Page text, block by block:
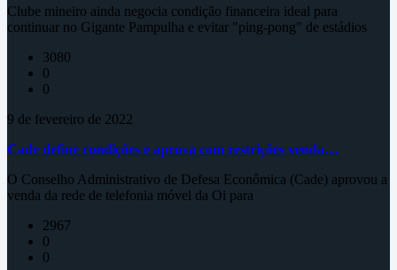
Clube mineiro ainda negocia condição financeira ideal para
continuar no Gigante Pampulha e evitar "ping-pong" de estádios
3080
0
0
9 de fevereiro de 2022
Cade define condições e aprova com restrições venda…
O Conselho Administrativo de Defesa Econômica (Cade) aprovou a
venda da rede de telefonia móvel da Oi para
2967
0
0